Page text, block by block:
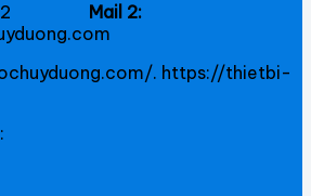
Mail 2:
. https://thietbi-